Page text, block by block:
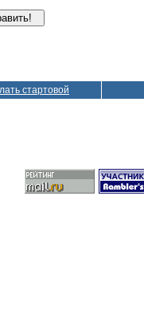
стартовой